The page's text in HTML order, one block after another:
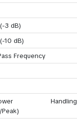
3 dB)
10 dB)
Frequency
Handling